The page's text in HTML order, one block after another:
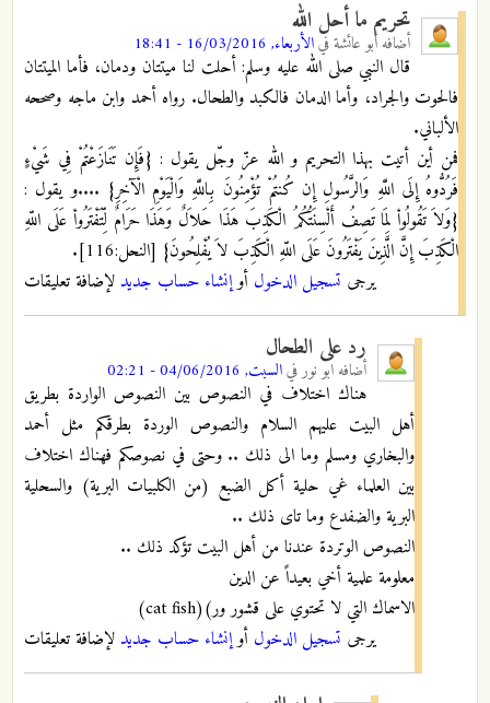
تحريم ما أحل الله
أضافهأبو عائشةفيالأربعاء, 16/03/2016 - 18:41
قال النبي صلى الله عليه وسلم: أحلت لنا ميتتان ودمان، فأما الميتتان
فالحوت والجراد، وأما الدمان فالكبد والطحال. رواه أحمد وابن ماجه وصححه
الألباني.
فمن أين أتيت بهذا التحريم و الله عزّ وجّل يقول : {فَإِن تَنَازَعْتُمْ فِي شَيْءٍ
فَرُدُّوهُ إِلَى اللَّهِ وَالرَّسُولِ إِن كُنتُمْ تُؤْمِنُونَ بِاللَّهِ وَالْيَوْمِ الْآخِرِ} ....و يقول :
{وَلاَ تَقُولُواْ لِمَا تَصِفُ أَلْسِنَتُكُمُ الْكَذِبَ هَذَا حَلاَلٌ وَهَذَا حَرَامٌ لِّتَفْتَرُواْ عَلَى اللّهِ
الْكَذِبَ إِنَّ الَّذِينَ يَفْتَرُونَ عَلَى اللّهِ الْكَذِبَ لاَ يُفْلِحُونَ} [النحل:116].
يرجى تسجيل الدخول أوإنشاء حساب جديد لإضافة تعليقات
رد على الطحال
أضافه ابو نورفيالسبت, 04/06/2016 - 02:21
هناك اختلاف في النصوص بين النصوص الواردة بطريق
أهل البيت عليهم السلام والنصوص الوردة بطرقكم مثل أحمد
والبخاري ومسلم وما الى ذلك .. وحتى في نصوصكم فهناك اختلاف
بين العلماء غي حلية أكل الضبع (من الكلبيات البرية) والسحلية
البرية والضفدع وما تاى ذلك ..
النصوص الوتردة عندنا من أهل البيت تؤكد ذلك ..
معلومة علمية أخي بعيداً عن الدين
الاسماك التي لا تحتوي على قشور ور)(cat fish)
يرجى تسجيل الدخول أوإنشاء حساب جديد لإضافة تعليقات